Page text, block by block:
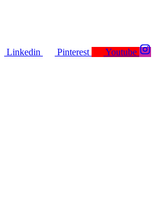
Linkedin Pinterest
Youtube